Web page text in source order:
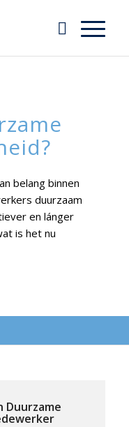
belang binnen
duurzaam
en lánger
is het nu
Duurzame